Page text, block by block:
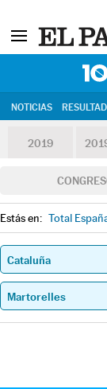
NOTICIAS
2019
Estás en: Total